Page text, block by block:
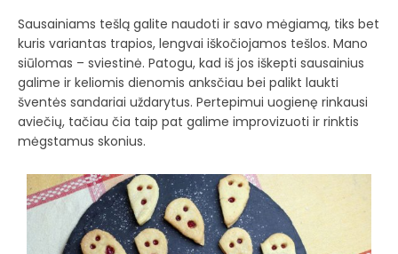
Sausainiams tešlą galite naudoti ir savo mėgiamą, tiks bet
kuris variantas trapios, lengvai iškočiojamos tešlos. Mano
siūlomas – sviestinė. Patogu, kad iš jos iškepti sausainius
galime ir keliomis dienomis anksčiau bei palikt laukti
šventės sandariai uždarytus. Pertepimui uogienę rinkausi
aviečių, tačiau čia taip pat galime improvizuoti ir rinktis
mėgstamus skonius.